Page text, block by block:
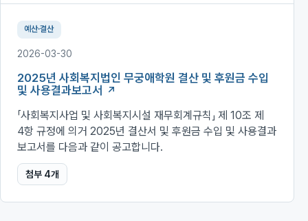
예산·결산
2026-03-30
2025년 사회복지법인 무궁애학원 결산 및 후원금 수입
및 사용결과보고서
「사회복지사업 및 사회복지시설 재무회계규칙」 제 10조 제
4항 규정에 의거 2025년 결산서 및 후원금 수입 및 사용결과
보고서를 다음과 같이 공고합니다.
첨부 4개